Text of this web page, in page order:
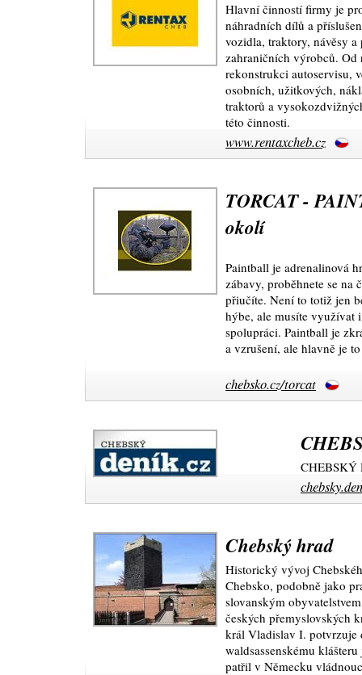
Hlavní činností firmy je
náhradních dílů a
vozidla, traktory, návěsy
zahraničních výrobců.
rekonstrukci autoservisu,
osobních, užitkových,
traktorů a
této činnosti.
www.rentaxcheb.cz
TORCAT -
okolí
Paintball je adrenalinová
zábavy, proběhnete se na
přiučíte. Není to totiž jen
hýbe, ale musíte využívat
spolupráci. Paintball je
a vzrušení, ale hlavně je
chebsko.cz/torcat
CHEBSKÝ
Chebský hrad
Historický vývoj
Chebsko, podobně jako
slovanským
českých přemyslovských
král Vladislav I. potvrzuje
waldsassenskému
patřil v Německu